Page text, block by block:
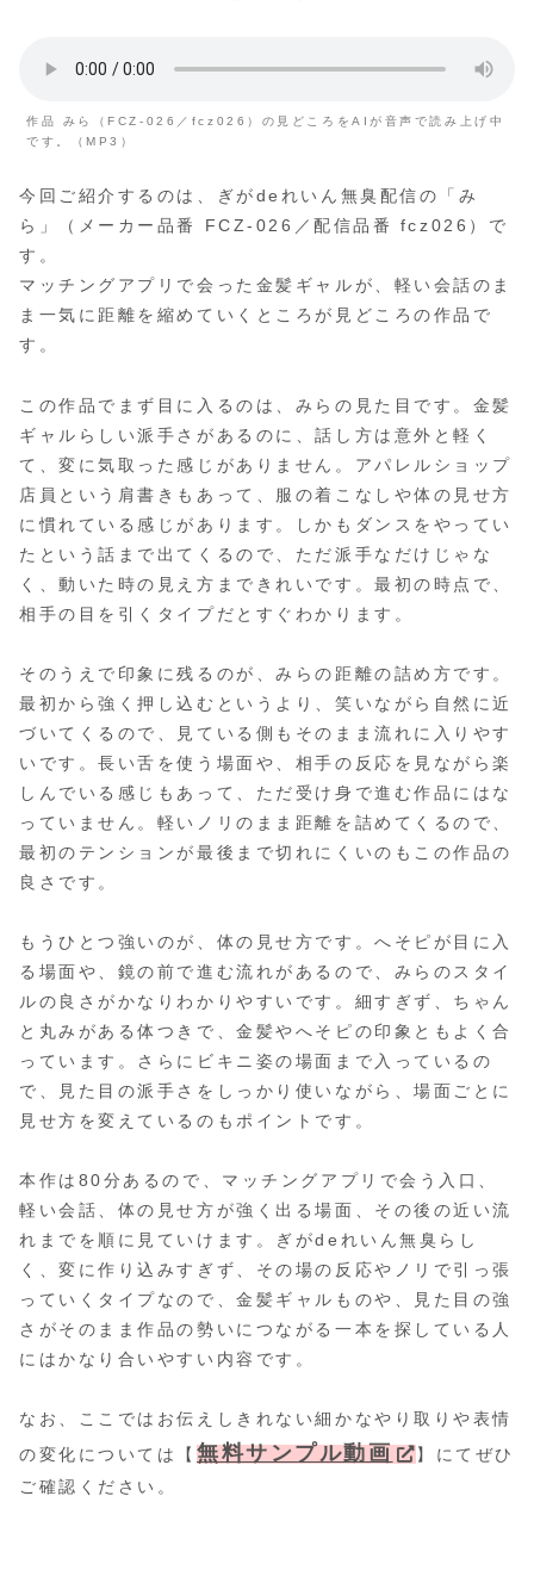
作品 みら（FCZ-026／fcz026）の見どころをAIが音声で読み上げ中
です。（MP3）
今回ご紹介するのは、ぎがdeれいん無臭配信の「み
ら」（メーカー品番 FCZ-026／配信品番 fcz026）で
す。
マッチングアプリで会った金髪ギャルが、軽い会話のま
ま一気に距離を縮めていくところが見どころの作品で
す。
この作品でまず目に入るのは、みらの見た目です。金髪
ギャルらしい派手さがあるのに、話し方は意外と軽く
て、変に気取った感じがありません。アパレルショップ
店員という肩書きもあって、服の着こなしや体の見せ方
に慣れている感じがあります。しかもダンスをやってい
たという話まで出てくるので、ただ派手なだけじゃな
く、動いた時の見え方まできれいです。最初の時点で、
相手の目を引くタイプだとすぐわかります。
そのうえで印象に残るのが、みらの距離の詰め方です。
最初から強く押し込むというより、笑いながら自然に近
づいてくるので、見ている側もそのまま流れに入りやす
いです。長い舌を使う場面や、相手の反応を見ながら楽
しんでいる感じもあって、ただ受け身で進む作品にはな
っていません。軽いノリのまま距離を詰めてくるので、
最初のテンションが最後まで切れにくいのもこの作品の
良さです。
もうひとつ強いのが、体の見せ方です。へそピが目に入
る場面や、鏡の前で進む流れがあるので、みらのスタイ
ルの良さがかなりわかりやすいです。細すぎず、ちゃん
と丸みがある体つきで、金髪やへそピの印象ともよく合
っています。さらにビキニ姿の場面まで入っているの
で、見た目の派手さをしっかり使いながら、場面ごとに
見せ方を変えているのもポイントです。
本作は80分あるので、マッチングアプリで会う入口、
軽い会話、体の見せ方が強く出る場面、その後の近い流
れまでを順に見ていけます。ぎがdeれいん無臭らし
く、変に作り込みすぎず、その場の反応やノリで引っ張
っていくタイプなので、金髪ギャルものや、見た目の強
さがそのまま作品の勢いにつながる一本を探している人
にはかなり合いやすい内容です。
なお、ここではお伝えしきれない細かなやり取りや表情
の変化については【無料サンプル動画
】にてぜひ
ご確認ください。